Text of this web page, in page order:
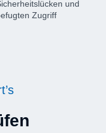
und
Zugriff